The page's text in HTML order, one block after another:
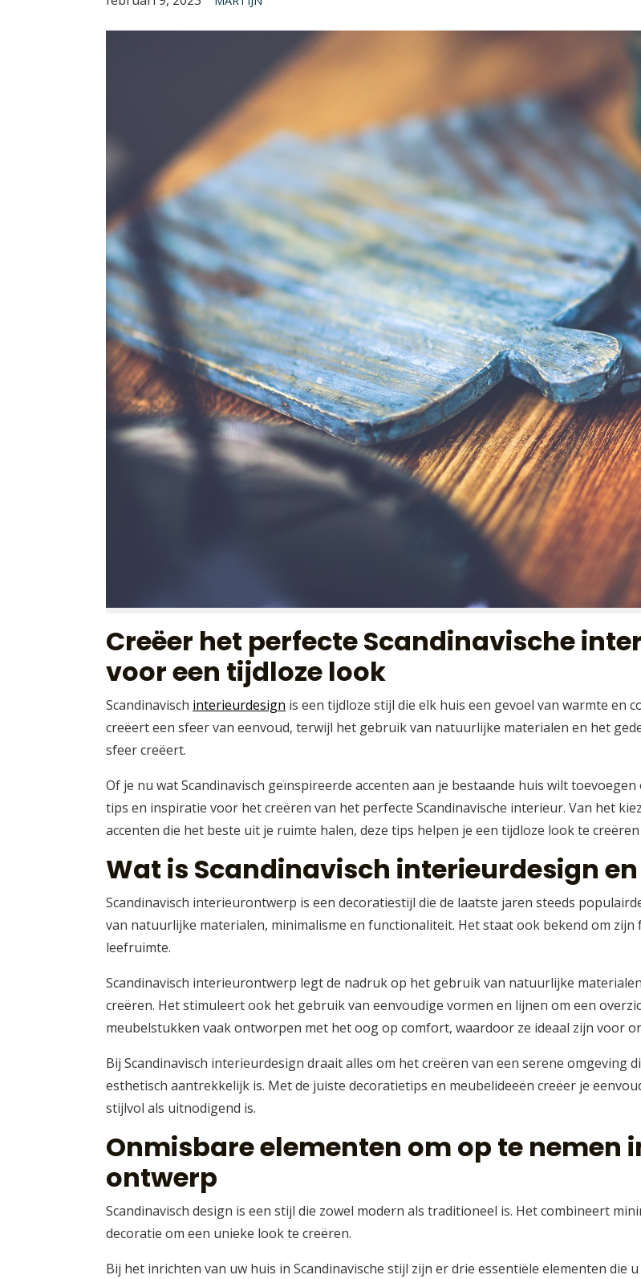
Creëer het perfecte Scandinavische
voor een tijdloze look
Scandinavisch interieurdesign is een tijdloze stijl die elk huis een gevoel van warmte en
creëert een sfeer van eenvoud, terwijl het gebruik van natuurlijke materialen en het
sfeer creëert.
Of je nu wat Scandinavisch geïnspireerde accenten aan je bestaande huis wilt
tips en inspiratie voor het creëren van het perfecte Scandinavische interieur. Van het
accenten die het beste uit je ruimte halen, deze tips helpen je een tijdloze look te
Wat is Scandinavisch interieurdesign
Scandinavisch interieurontwerp is een decoratiestijl die de laatste jaren steeds
van natuurlijke materialen, minimalisme en functionaliteit. Het staat ook bekend om
leefruimte.
Scandinavisch interieurontwerp legt de nadruk op het gebruik van natuurlijke
creëren. Het stimuleert ook het gebruik van eenvoudige vormen en lijnen om een
meubelstukken vaak ontworpen met het oog op comfort, waardoor ze ideaal zijn voor
Bij Scandinavisch interieurdesign draait alles om het creëren van een serene
esthetisch aantrekkelijk is. Met de juiste decoratietips en meubelideeën creëer je
stijlvol als uitnodigend is.
Onmisbare elementen om op te nemen
ontwerp
Scandinavisch design is een stijl die zowel modern als traditioneel is. Het combineert
decoratie om een unieke look te creëren.
Bij het inrichten van uw huis in Scandinavische stijl zijn er drie essentiële elementen die